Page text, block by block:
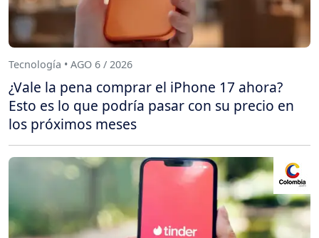
Tecnología • AGO 6 / 2026
¿Vale la pena comprar el iPhone 17 ahora?
Esto es lo que podría pasar con su precio en
los próximos meses